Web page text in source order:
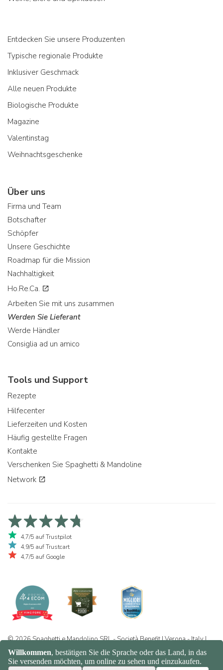
Entdecken Sie unsere Produzenten
Typische regionale Produkte
Inklusiver Geschmack
Alle neuen Produkte
Biologische Produkte
Magazine
Valentinstag
Weihnachtsgeschenke
Über uns
Firma und Team
Botschafter
Schöpfer
Unsere Geschichte
Roadmap für die Mission
Nachhaltigkeit
Ho.Re.Ca.
Arbeiten Sie mit uns zusammen
Werden Sie Lieferant
Werde Händler
Consiglia ad un amico
Tools und Support
Rezepte
Hilfecenter
Lieferzeiten und Kosten
Häufig gestellte Fragen
Kontakte
Verschenken Sie Spaghetti & Mandoline
Network
4,7/5 auf Trustpilot
4,9/5 auf Trustcart
4,7/5 auf Google
© 2026 Spaghetti e Mandolino SRL - Società Benefit | Verona - Italy |
+39 351 865 9444 | P.I. IT04913730232 | Certificazione BIO: IT-BIO-
016.380-0110744.2026.001 | REA VR-455804 |Datenschutz- und
Cookie-Richtlinie|Sitemap